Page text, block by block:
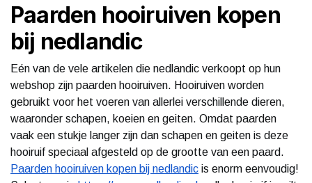
Paarden hooiruiven kopen
bij nedlandic
Eén van de vele artikelen die nedlandic verkoopt op hun
webshop zijn paarden hooiruiven. Hooiruiven worden
gebruikt voor het voeren van allerlei verschillende dieren,
waaronder schapen, koeien en geiten. Omdat paarden
vaak een stukje langer zijn dan schapen en geiten is deze
hooiruif speciaal afgesteld op de grootte van een paard.
Paarden hooiruiven kopen bij nedlandic is enorm eenvoudig!